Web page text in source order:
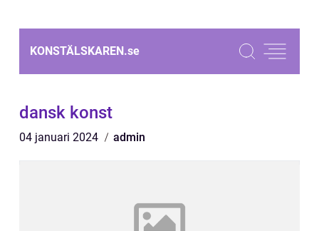
KONSTÄLSKAREN.se
dansk konst
04 januari 2024 admin